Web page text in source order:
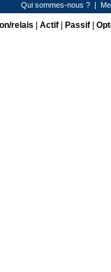
Qui sommes-nous ? |
relais Actif| Passif|